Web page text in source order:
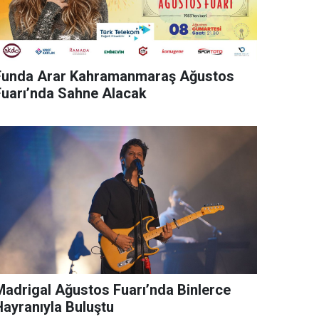
Arar Kahramanmaraş Ağustos
Sahne Alacak
Ağustos Fuarı’nda Binlerce
Buluştu